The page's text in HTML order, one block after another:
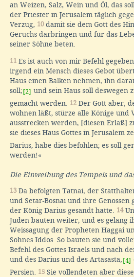
an Weizen, Salz, Wein und Öl, das
der Priester in Jerusalem täglich
Verzug, 10 damit sie dem Gott des
Geruchs darbringen und für das
seiner Söhne beten.
11 Es ist auch von mir Befehl
irgend ein Mensch dieses Gebot
Haus einen Balken nehmen, ihn
soll; [2] und sein Haus soll deswegen
gemacht werden. 12 Der Gott aber,
wohnen läßt, stürze alle Könige und
ausstrecken werden, [diesen Erlaß]
sie dieses Haus Gottes in Jerusalem
Darius, habe dies befohlen; es soll
werden!«
Die Einweihung des Tempels und
13 Da befolgten Tatnai, der
und Setar-Bosnai und ihre Genossen
der König Darius gesandt hatte. 14
Juden bauten weiter, und es gelang
Weissagung der Propheten Haggai
Sohnes Iddos. So bauten sie und
Befehl des Gottes Israels und nach
und des Darius und des Artasasta, [4]
Persien. 15 Sie vollendeten aber